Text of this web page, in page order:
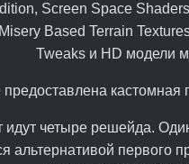
Screen Space
Based Terrain
Tweaks и HD модели
кастомная
идут четыре решейда.
альтернативой